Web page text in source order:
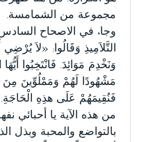
مجموعة من الشمامسة.
وجاء في الاصحاح
التَّلاَمِيذِ وَقَالُوا: «لاَ
وَنَخْدِمَ مَوَائِدَ. فَانْتَخِبُوا
مَشْهُودًا لَهُمْ وَمَمْلُوِّينَ
فَنُقِيمَهُمْ عَلَى هذِهِ الْحَاجَةِ. (أع 6 :
من هذه الآية يا أحبائي
بالتواضع والمحبة وبذل